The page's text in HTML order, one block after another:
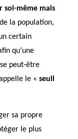
soi-même mais
la population,
certain
qu’une
peut-être
le « seuil
sa propre
le plus